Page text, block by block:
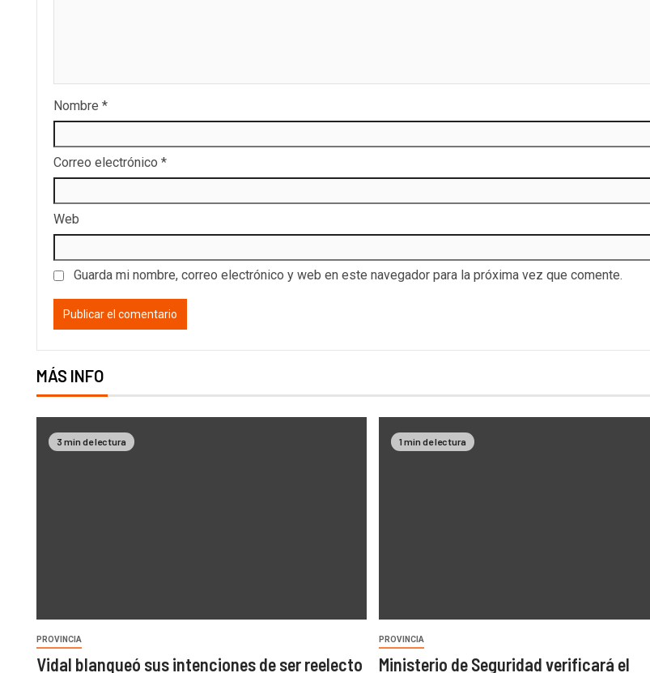
Nombre *
Correo electrónico *
Web
Guarda mi nombre, correo electrónico y web en este navegador para la próxima vez que comente.
MÁS INFO
3 min de lectura
PROVINCIA
Vidal blanqueó sus intenciones de ser reelecto
1 min de lectura
PROVINCIA
Ministerio de Seguridad verificará el